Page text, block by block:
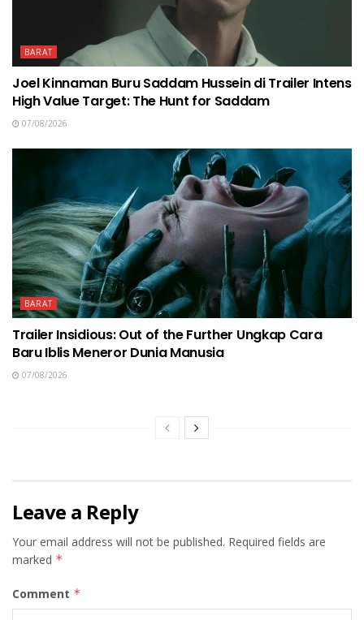
BARAT
Joel Kinnaman Buru Saddam Hussein di Trailer Intens
High Value Target: The Hunt for Saddam
07/08/2026
BARAT
Trailer Insidious: Out of the Further Ungkap Cara
Baru Iblis Meneror Dunia Manusia
07/08/2026
Leave a Reply
Your email address will not be published. Required fields are
marked *
Comment *